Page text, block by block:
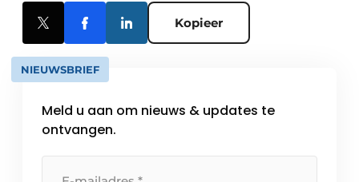
Kopieer
NIEUWSBRIEF
Meld u aan om nieuws & updates te
ontvangen.